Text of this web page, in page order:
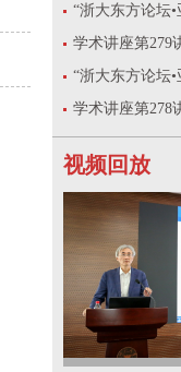
“浙大东方论坛
学术讲座第
“浙大东方论坛
学术讲座第
视频回放